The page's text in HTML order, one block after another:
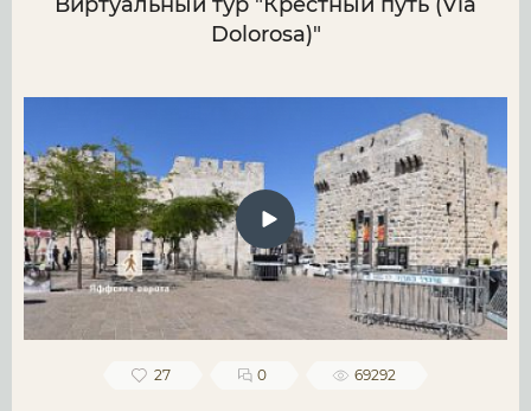
Виртуальный тур "Крестный путь (Via
Dolorosa)"
27 0 69292